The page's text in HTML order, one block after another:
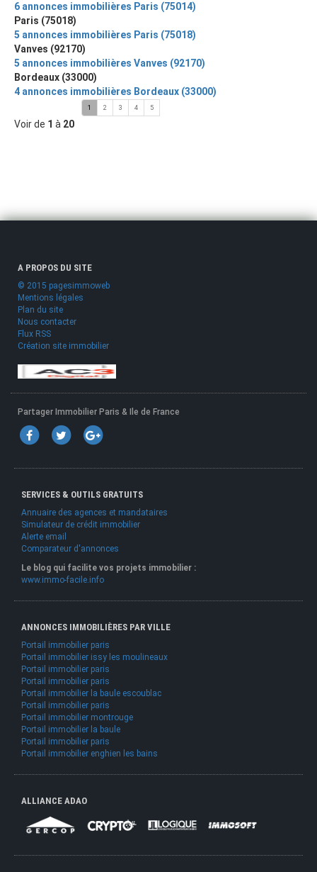
6 annonces immobilières Paris (75014)
Paris (75018)
5 annonces immobilières Paris (75018)
Vanves (92170)
5 annonces immobilières Vanves (92170)
Bordeaux (33000)
4 annonces immobilières Bordeaux (33000)
Voir de 1 à 20
1 2 3 4 5
A PROPOS DU SITE
© 2015 pagesimmoweb
Mentions légales
Plan du site
Nous contacter
Flux RSS
Création site immobilier
Partager Immobilier Paris & Ile de France
SERVICES & OUTILS GRATUITS
Annuaire des agences et mandataires
Simulateur de crédit immobilier
Alerte email
Comparateur d'annonces
Le blog qui facilite vos projets immobilier :
www.immo-facile.info
ANNONCES IMMOBILIÈRES PAR VILLE
Portail immobilier paris
Portail immobilier issy les moulineaux
Portail immobilier paris
Portail immobilier paris
Portail immobilier la baule escoublac
Portail immobilier paris
Portail immobilier montrouge
Portail immobilier la baule
Portail immobilier paris
Portail immobilier enghien les bains
ALLIANCE ADAO